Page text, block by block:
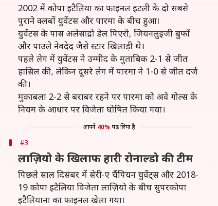
2002 में कोपा इटैलिया का फाइनल इटली के दो सबसे
पुराने क्लबों युवेंटस और पारमा के बीच हुआ।
युवेंटस के पास अलेसांद्रो डेल पिएरो, जियनलुइजी बुफों
और पाउले नेवदेद जैसे स्टार खिलाड़ी थे।
पहले लेग में युवेंटस ने उम्मीद के मुताबिक 2-1 से जीत
हासिल की, लेकिन दूसरे लेग में पारमा ने 1-0 से जीत दर्ज
की।
मुकाबला 2-2 से बराबर रहने पर पारमा को अवे गोल्स के
नियम के आधार पर विजेता घोषित किया गया।
आपने 40% पढ़ लिया है
#3
लाज़ियो के खिलाफ हारी रोनाल्डो की टीम
पिछले साल दिसंबर में सेरी-ए चैंपियन युवेंट्स और 2018-
19 कोपा इटैलिया विजेता लाज़ियो के बीच सुपरकोपा
इटैलियाना का फाइनल खेला गया।